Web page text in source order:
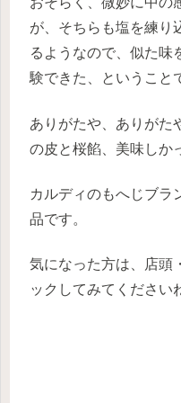
が、そちらも塩を練り
るようなので、似た味
験できた、ということ
ありがたや、ありがた
の皮と桜餡、美味しか
カルディのもへじブ
品です。
気になった方は、店頭
ックしてみてください